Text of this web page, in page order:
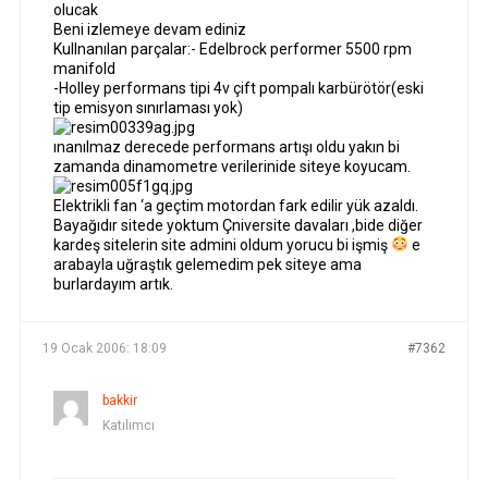
olucak
Beni izlemeye devam ediniz
Kullnanılan parçalar:- Edelbrock performer 5500 rpm
manifold
-Holley performans tipi 4v çift pompalı karbürötör(eski
tip emisyon sınırlaması yok)
ınanılmaz derecede performans artışı oldu yakın bi
zamanda dinamometre verilerinide siteye koyucam.
Elektrikli fan ‘a geçtim motordan fark edilir yük azaldı.
Bayağıdır sitede yoktum Çniversite davaları ,bide diğer
kardeş sitelerin site admini oldum yorucu bi işmiş
e
arabayla uğraştık gelemedim pek siteye ama
burlardayım artık.
19 Ocak 2006: 18:09 #7362
bakkir
Katılımcı